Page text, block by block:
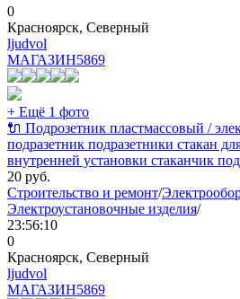
0
Красноярск, Северный
ljudvol
МАГАЗИН5869
+ Ещё 1 фото
🔌 Подрозетник пластмассовый /
подразетник подразетники стакан
внутренней установки стаканчик
20 руб.
Строительство и ремонт/
Электроустановочные изделия/
23:56:10
0
Красноярск, Северный
ljudvol
МАГАЗИН5869